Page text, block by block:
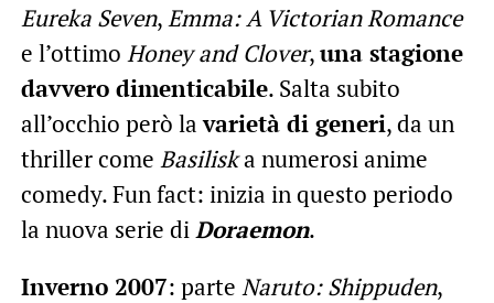
Eureka Seven, Emma: A Victorian Romance
e l’ottimo Honey and Clover,una stagione
davvero dimenticabile. Salta subito
all’occhio però lavarietà di generi, da un
thriller come Basiliska numerosi anime
comedy. Fun fact: inizia in questo periodo
la nuova serie di Doraemon.
Inverno 2007: parte Naruto: Shippuden,